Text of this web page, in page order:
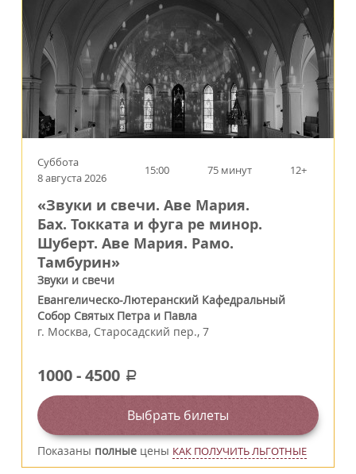
Суббота
8 августа 2026
15:00 75 минут 12+
«Звуки и свечи. Аве Мария.
Бах. Токката и фуга ре минор.
Шуберт. Аве Мария. Рамо.
Тамбурин»
Звуки и свечи
Евангелическо-Лютеранский Кафедральный
Собор Святых Петра и Павла
г. Москва, Старосадский пер., 7
1000-4500 a
Выбрать билеты
Показаны полные цены КАК ПОЛУЧИТЬ ЛЬГОТНЫЕ